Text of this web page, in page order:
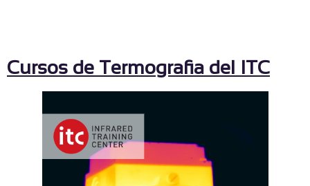
Cursos de Termografia del ITC